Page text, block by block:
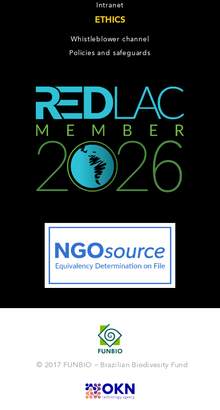
Intranet
ETHICS
Whistleblower channel
Policies and safeguards
© 2017 FUNBIO – Brazilian Biodivesity Fund